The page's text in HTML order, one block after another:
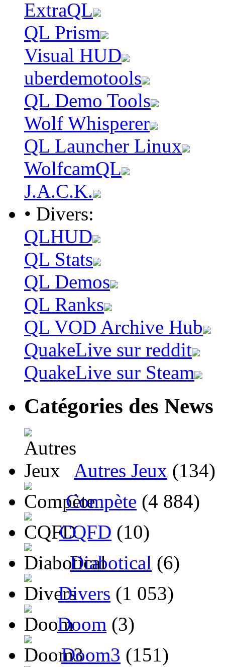
ExtraQL
QL Prism
Visual HUD
uberdemotools
QL Demo Tools
Wolf Whisperer
QL Launcher Linux
WolfcamQL
J.A.C.K.
• Divers:
QLHUD
QL Stats
QL Demos
QL Ranks
QL VOD Archive Hub
QuakeLive sur reddit
QuakeLive sur Steam
Catégories des News
Autres Jeux (134)
Compète (4 884)
CQFD (10)
Diabotical (6)
Divers (1 053)
Doom (3)
Doom3 (151)